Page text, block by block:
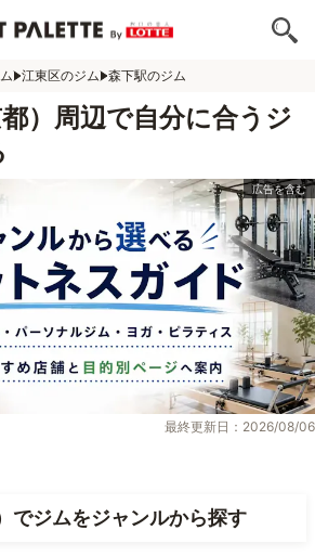
江東区のジム 森下駅のジム
）周辺で自分に合うジ
最終更新日：2026/08/06
でジムをジャンルから探す